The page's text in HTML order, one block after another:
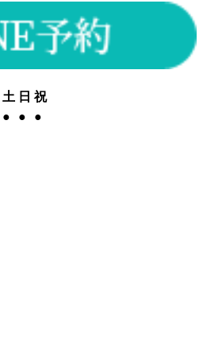
土 日 祝
● ● ●